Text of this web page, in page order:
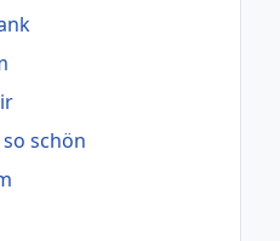
schön